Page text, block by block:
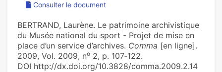
Consulter le document
BERTRAND, Laurène. Le patrimoine archivistique
du Musée national du sport - Projet de mise en
place d’un service d’archives. Comma [en ligne].
2009, Vol. 2009, no 2, p. 107‑122.
DOI http://dx.doi.org/10.3828/comma.2009.2.14